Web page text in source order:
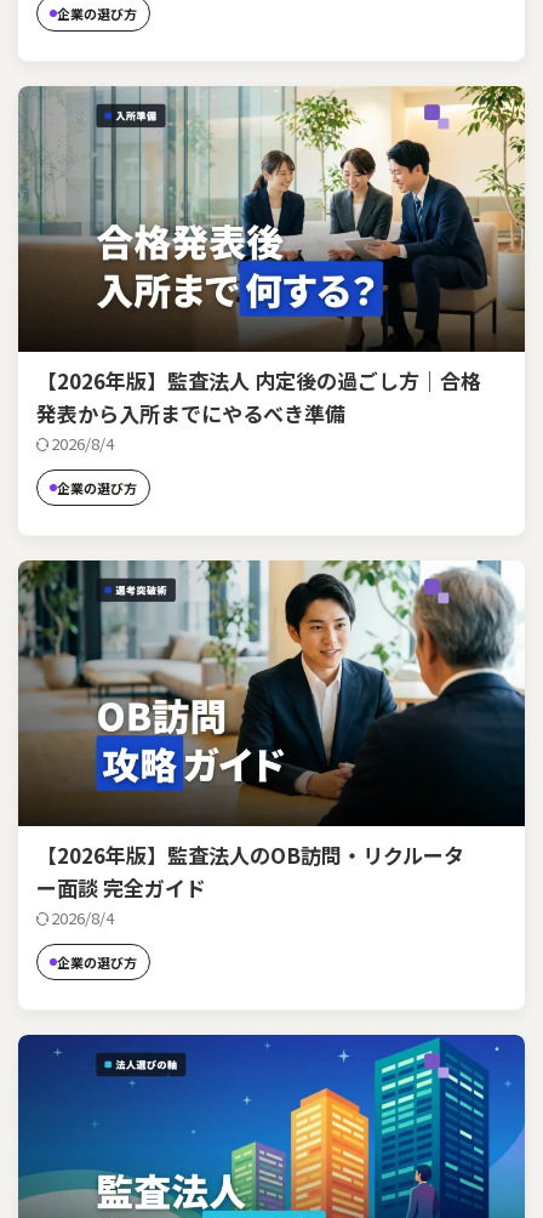
企業の選び方
【2026年版】監査法人 内定後の過ごし方｜合格
発表から入所までにやるべき準備
2026/8/4
企業の選び方
【2026年版】監査法人のOB訪問・リクルータ
ー面談 完全ガイド
2026/8/4
企業の選び方